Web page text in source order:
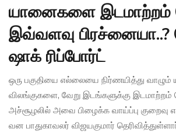
யானைகளை இடமாற்றம்
இவ்வளவு
ஷாக் ரிப்போர்ட்
ஒரு பகுதியை எல்லையை நிர்ணயித்து
விலங்குகளை, வேறு இடங்களுக்கு இடமாற்றம்
அச்சூழலில் அவை பிழைக்க வாய்ப்பு குறைவு
வன பாதுகாவலர் விஜயகுமார்